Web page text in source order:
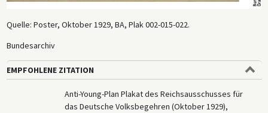
Quelle: Poster, Oktober 1929, BA, Plak 002-015-022.
Bundesarchiv
EMPFOHLENE ZITATION
Anti-Young-Plan Plakat des Reichsausschusses für
das Deutsche Volksbegehren (Oktober 1929),